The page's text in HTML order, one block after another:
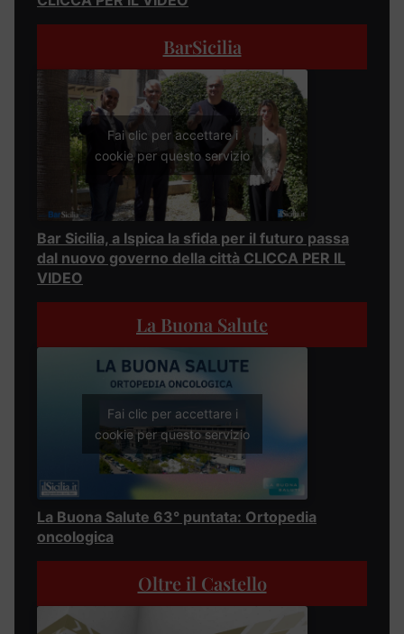
BarSicilia
Fai clic per accettare i
cookie per questo servizio
Bar Sicilia, a Ispica la sfida per il futuro passa
dal nuovo governo della città CLICCA PER IL
VIDEO
La Buona Salute
Fai clic per accettare i
cookie per questo servizio
La Buona Salute 63° puntata: Ortopedia
oncologica
Oltre il Castello